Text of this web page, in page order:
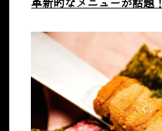
革新的なメニューが話題！